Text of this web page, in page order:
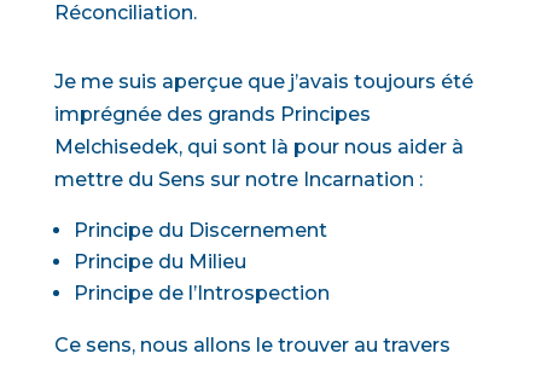
Réconciliation.
Je me suis aperçue que j’avais toujours été
imprégnée des grands Principes
Melchisedek, qui sont là pour nous aider à
mettre du Sens sur notre Incarnation :
Principe du Discernement
Principe du Milieu
Principe de l’Introspection
Ce sens, nous allons le trouver au travers